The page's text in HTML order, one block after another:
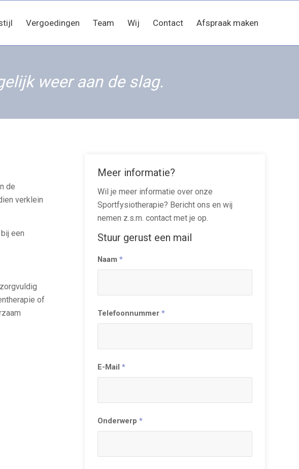
Vergoedingen Team Wij Contact Afspraak maken
weer aan de slag.
de
verklein
een
of
Meer informatie?
Wil je meer informatie over onze
Sportfysiotherapie? Bericht ons en wij
nemen z.s.m. contact met je op.
Stuur gerust een mail
Naam*
Telefoonnummer*
E-Mail*
Onderwerp*